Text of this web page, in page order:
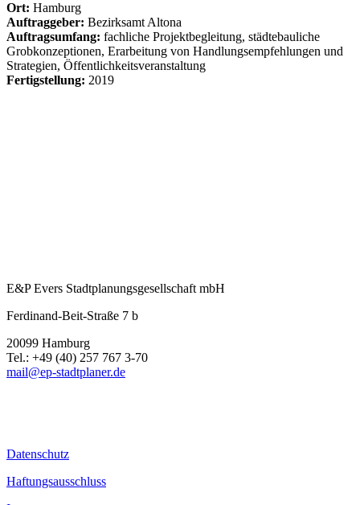
Ort: Hamburg
Auftraggeber: Bezirksamt Altona
Auftragsumfang: fachliche Projektbegleitung, städtebauliche
Grobkonzeptionen, Erarbeitung von Handlungsempfehlungen und
Strategien, Öffentlichkeitsveranstaltung
Fertigstellung: 2019
E&P Evers Stadtplanungsgesellschaft mbH
Ferdinand-Beit-Straße 7 b
20099 Hamburg
Tel.: +49 (40) 257 767 3-70
mail@ep-stadtplaner.de
Datenschutz
Haftungsausschluss